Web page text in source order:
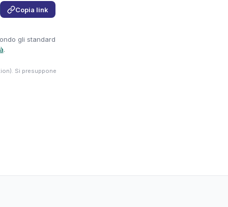
Copia link
gli standard
.
Si presuppone